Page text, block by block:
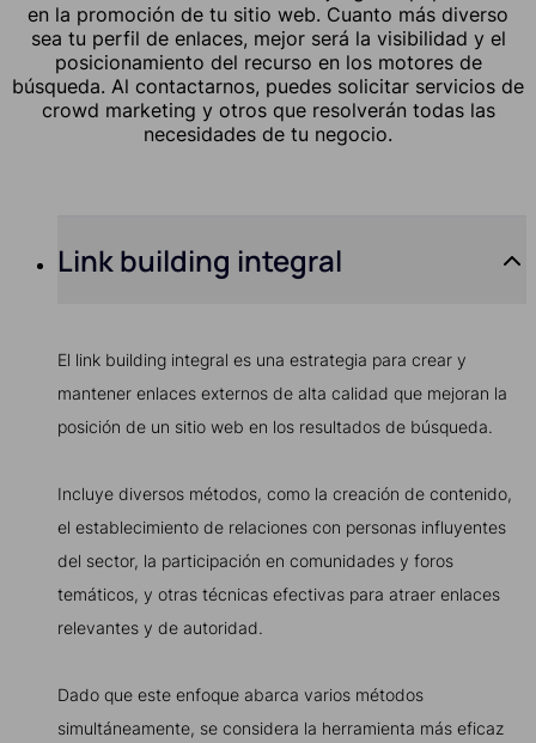
en la promoción de tu sitio web. Cuanto más diverso
sea tu perfil de enlaces, mejor será la visibilidad y el
posicionamiento del recurso en los motores de
búsqueda. Al contactarnos, puedes solicitar servicios de
crowd marketing y otros que resolverán todas las
necesidades de tu negocio.
Link building integral
El link building integral es una estrategia para crear y
mantener enlaces externos de alta calidad que mejoran la
posición de un sitio web en los resultados de búsqueda.
Incluye diversos métodos, como la creación de contenido,
el establecimiento de relaciones con personas influyentes
del sector, la participación en comunidades y foros
temáticos, y otras técnicas efectivas para atraer enlaces
relevantes y de autoridad.
Dado que este enfoque abarca varios métodos
simultáneamente, se considera la herramienta más eficaz